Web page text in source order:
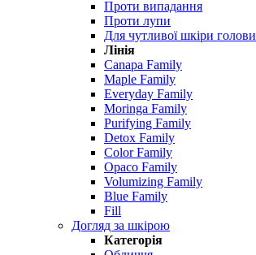
Проти випадання
Проти лупи
Для чутливої ​​шкіри голови
Лінія
Canapa Family
Maple Family
Everyday Family
Moringa Family
Purifying Family
Detox Family
Color Family
Opaco Family
Volumizing Family
Blue Family
Fill
Догляд за шкірою
Категорія